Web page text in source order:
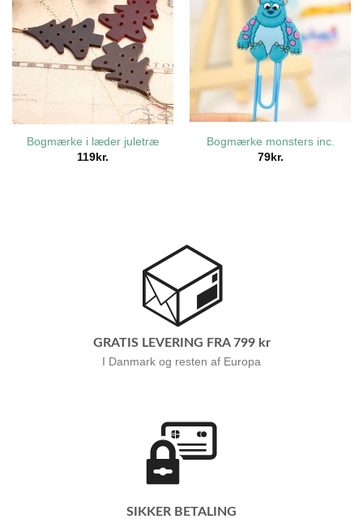
Bogmærke i læder juletræ
119kr.
Bogmærke monsters inc.
79kr.
GRATIS LEVERING FRA 799 kr
I Danmark og resten af Europa
SIKKER BETALING